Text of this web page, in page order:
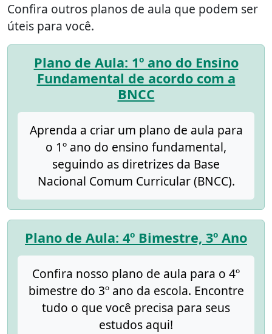
Confira outros planos de aula que podem ser
úteis para você.
Plano de Aula: 1º ano do Ensino
Fundamental de acordo com a
BNCC
Aprenda a criar um plano de aula para
o 1º ano do ensino fundamental,
seguindo as diretrizes da Base
Nacional Comum Curricular (BNCC).
Plano de Aula: 4º Bimestre, 3º Ano
Confira nosso plano de aula para o 4º
bimestre do 3º ano da escola. Encontre
tudo o que você precisa para seus
estudos aqui!